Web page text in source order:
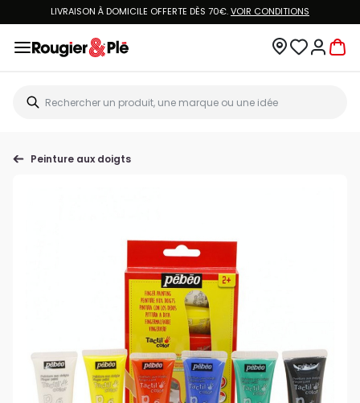
LIVRAISON À DOMICILE OFFERTE DÈS 70€.VOIR CONDITIONS
Peinture aux doigts